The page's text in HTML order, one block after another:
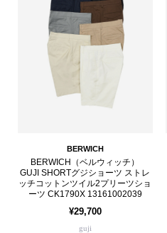
BERWICH
BERWICH（ベルウィッチ）
GUJI SHORTグジショーツ ストレ
ッチコットンツイル2プリーツショ
ーツ CK1790X 13161002039
¥29,700
guji